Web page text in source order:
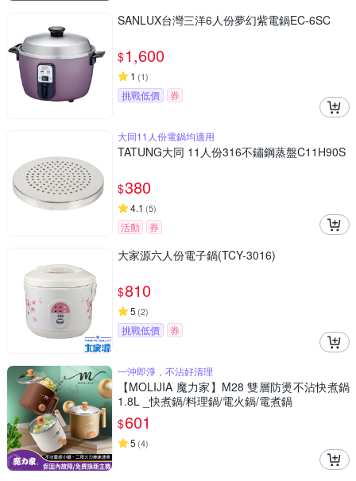
SANLUX台灣三洋6人份夢幻紫電鍋EC-6SC
$1,600
1 (1)
挑戰低價 券
大同11人份電鍋均適用
TATUNG大同 11人份316不鏽鋼蒸盤C11H90S
$380
4.1 (5)
活動 券
大家源六人份電子鍋(TCY-3016)
$810
5 (2)
挑戰低價 券
一沖即淨，不沾好清理
【MOLIJIA 魔力家】M28 雙層防燙不沾快煮鍋
1.8L _快煮鍋/料理鍋/電火鍋/電煮鍋
$601
5 (4)